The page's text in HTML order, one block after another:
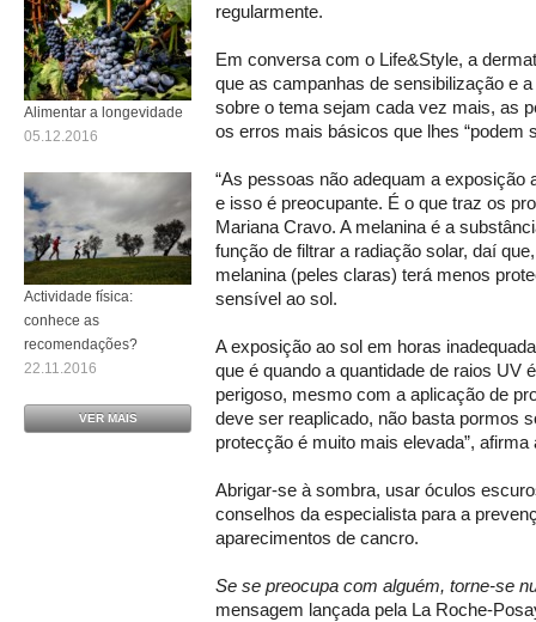
regularmente.
Em conversa com o Life&Style, a
que as campanhas de sensibilização e
sobre o tema sejam cada vez mais, as
os erros mais básicos que lhes “podem
“As pessoas não adequam a exposição
e isso é preocupante. É o que traz os
Mariana Cravo. A melanina é a
função de filtrar a radiação solar, daí
melanina (peles claras) terá menos
sensível ao sol.
A exposição ao sol em horas
que é quando a quantidade de raios UV
perigoso, mesmo com a aplicação de
deve ser reaplicado, não basta pormos
protecção é muito mais elevada”, afirma
Abrigar-se à sombra, usar óculos
conselhos da especialista para a
aparecimentos de cancro.
Se se preocupa com alguém, torne-se
mensagem lançada pela La Roche-
Alimentar a longevidade
05.12.2016
Actividade física:
conhece as
recomendações?
22.11.2016
VER MAIS